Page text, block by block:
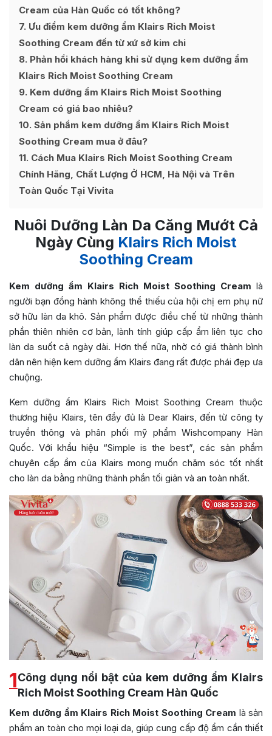
Cream của Hàn Quốc có tốt không?
7 Ưu điểm kem dưỡng ẩm Klairs Rich Moist
Soothing Cream đến từ xứ sở kim chi
8 Phản hồi khách hàng khi sử dụng kem dưỡng ẩm
Klairs Rich Moist Soothing Cream
9 Kem dưỡng ẩm Klairs Rich Moist Soothing
Cream có giá bao nhiêu?
10 Sản phẩm kem dưỡng ẩm Klairs Rich Moist
Soothing Cream mua ở đâu?
11 Cách Mua Klairs Rich Moist Soothing Cream
Chính Hãng, Chất Lượng Ở HCM, Hà Nội và Trên
Toàn Quốc Tại Vivita
Nuôi Dưỡng Làn Da Căng Mướt Cả
Ngày Cùng Klairs Rich Moist
Soothing Cream
Kem dưỡng ẩm Klairs Rich Moist Soothing Cream là
người bạn đồng hành không thể thiếu của hội chị em phụ nữ
sở hữu làn da khô. Sản phẩm được điều chế từ những thành
phần thiên nhiên cơ bản, lành tính giúp cấp ẩm liên tục cho
làn da suốt cả ngày dài. Hơn thế nữa, nhờ có giá thành bình
dân nên hiện kem dưỡng ẩm Klairs đang rất được phái đẹp ưa
chuộng.
Kem dưỡng ẩm Klairs Rich Moist Soothing Cream thuộc
thương hiệu Klairs, tên đầy đủ là Dear Klairs, đến từ công ty
truyền thông và phân phối mỹ phẩm Wishcompany Hàn
Quốc. Với khẩu hiệu “Simple is the best”, các sản phẩm
chuyên cấp ẩm của Klairs mong muốn chăm sóc tốt nhất
cho làn da bằng những thành phần tối giản và an toàn nhất.
1Công dụng nổi bật của kem dưỡng ẩm Klairs
Rich Moist Soothing Cream Hàn Quốc
Kem dưỡng ẩm Klairs Rich Moist Soothing Cream là sản
phẩm an toàn cho mọi loại da, giúp cung cấp độ ẩm cần thiết